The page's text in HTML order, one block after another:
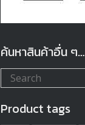
ค้นหาสินค้าอื่น ๆ…
Product tags